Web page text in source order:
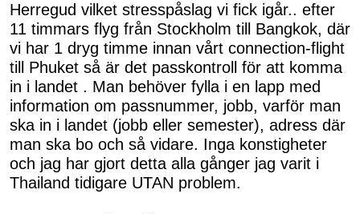
Herregud vilket stresspåslag vi fick igår.. efter
11 timmars flyg från Stockholm till Bangkok, där
vi har 1 dryg timme innan vårt connection-flight
till Phuket så är det passkontroll för att komma
in i landet . Man behöver fylla i en lapp med
information om passnummer, jobb, varför man
ska in i landet (jobb eller semester), adress där
man ska bo och så vidare. Inga konstigheter
och jag har gjort detta alla gånger jag varit i
Thailand tidigare UTAN problem.